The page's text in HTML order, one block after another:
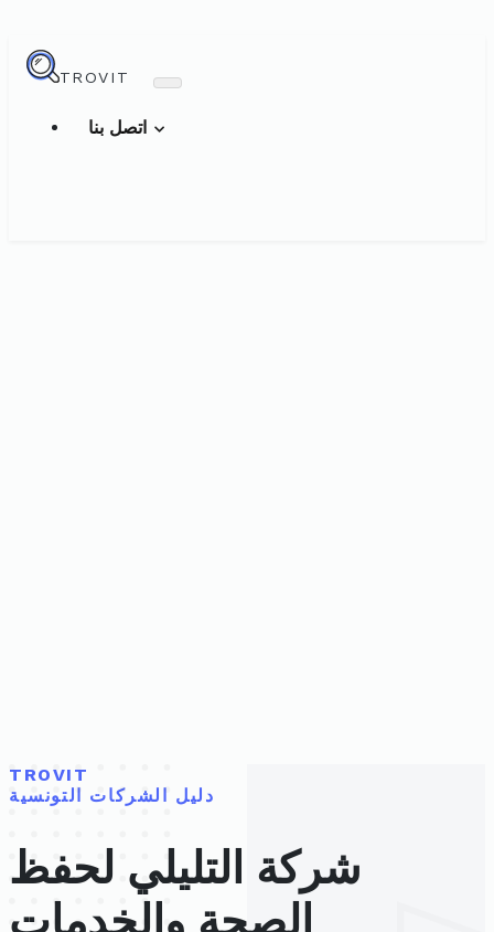
TROVIT
TROVIT
دليل الشركات التونسية
شركة التليلي لحفظ